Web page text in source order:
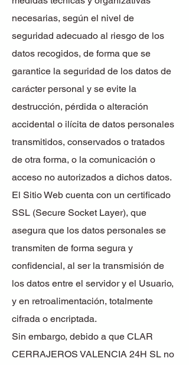
necesarias, según el nivel de
seguridad adecuado al riesgo de los
datos recogidos, de forma que se
garantice la seguridad de los datos de
carácter personal y se evite la
destrucción, pérdida o alteración
accidental o ilícita de datos personales
transmitidos, conservados o tratados
de otra forma, o la comunicación o
acceso no autorizados a dichos datos.
El Sitio Web cuenta con un certificado
SSL (Secure Socket Layer), que
asegura que los datos personales se
transmiten de forma segura y
confidencial, al ser la transmisión de
los datos entre el servidor y el Usuario,
y en retroalimentación, totalmente
cifrada o encriptada.
Sin embargo, debido a que CLAR
CERRAJEROS VALENCIA 24H SL no